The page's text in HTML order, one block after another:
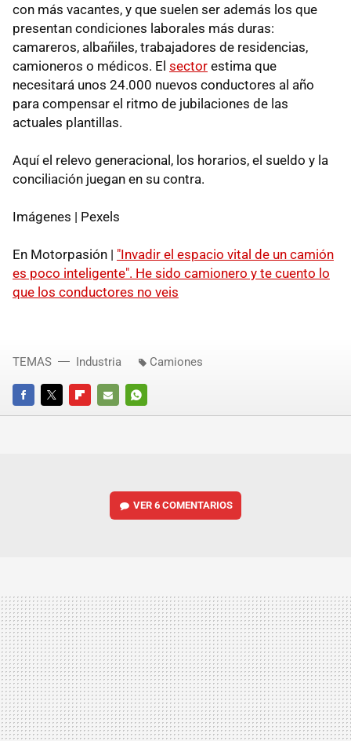
con más vacantes, y que suelen ser además los que
presentan condiciones laborales más duras:
camareros, albañiles, trabajadores de residencias,
camioneros o médicos. El sector estima que
necesitará unos 24.000 nuevos conductores al año
para compensar el ritmo de jubilaciones de las
actuales plantillas.
Aquí el relevo generacional, los horarios, el sueldo y la
conciliación juegan en su contra.
Imágenes | Pexels
En Motorpasión | "Invadir el espacio vital de un camión
es poco inteligente". He sido camionero y te cuento lo
que los conductores no veis
FACEBOOKTWITTERFLIPBOARD
E-
WHATSAPP
TEMAS Industria Camiones
VER6 COMENTARIOS